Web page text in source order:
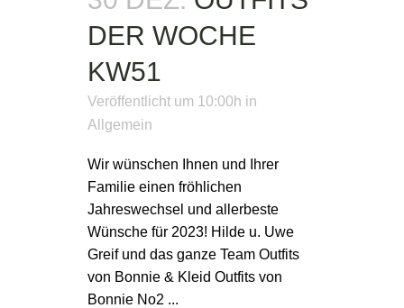
DER WOCHE
KW51
Veröffentlicht um 10:00h in
Allgemein
Wir wünschen Ihnen und Ihrer
Familie einen fröhlichen
Jahreswechsel und allerbeste
Wünsche für 2023! Hilde u. Uwe
Greif und das ganze Team Outfits
von Bonnie & Kleid Outfits von
Bonnie No2 ...